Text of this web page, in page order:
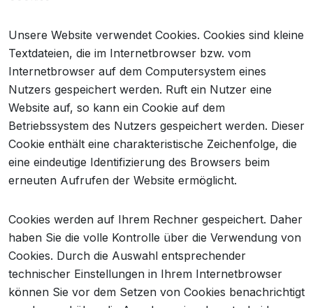
Unsere Website verwendet Cookies. Cookies sind kleine
Textdateien, die im Internetbrowser bzw. vom
Internetbrowser auf dem Computersystem eines
Nutzers gespeichert werden. Ruft ein Nutzer eine
Website auf, so kann ein Cookie auf dem
Betriebssystem des Nutzers gespeichert werden. Dieser
Cookie enthält eine charakteristische Zeichenfolge, die
eine eindeutige Identifizierung des Browsers beim
erneuten Aufrufen der Website ermöglicht.
Cookies werden auf Ihrem Rechner gespeichert. Daher
haben Sie die volle Kontrolle über die Verwendung von
Cookies. Durch die Auswahl entsprechender
technischer Einstellungen in Ihrem Internetbrowser
können Sie vor dem Setzen von Cookies benachrichtigt